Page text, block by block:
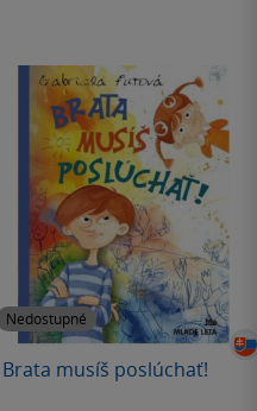
Nedostupné
Brata musíš poslúchať!